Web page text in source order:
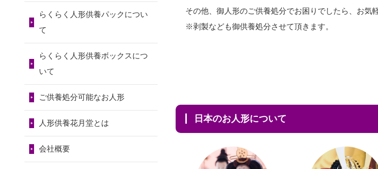
その他、御人形のご供養処分でお困りでしたら、お気
※剥製なども御供養処分させて頂きます。
日本のお人形について
2026/07/31 12:32
東京都の方からお申込み
2026/07/31 08:41
2026/07/08 誰も住んでいない
実家の片付けを始めました。
...
2026/07/05 しっかりとお人形
たちの供養をしていただける
2026/06/30
2024/01/13供養後の通知はも
らえますか？
人形以外はどうしてるのです
か？
人形はどうなるのでしょう
か？
第78回人形供養祭
令和7年6月20日(金)
第76回人形供養祭
令和7年2月28日(金)
第75回人形供養祭
令和7年1月17日(金)
らくらく人形供養パックについ
て
らくらく人形供養ボックスにつ
いて
ご供養処分可能なお人形
人形供養花月堂とは
会社概要